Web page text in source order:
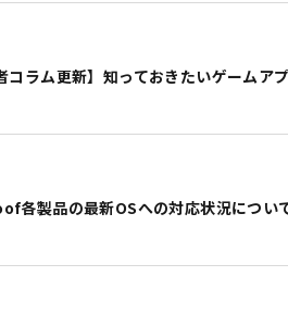
コラム更新】知っておきたいゲームア
各製品の最新OSへの対応状況につい